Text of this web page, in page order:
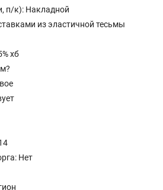
п/к): Накладной
из эластичной тесьмы
хб
Нет